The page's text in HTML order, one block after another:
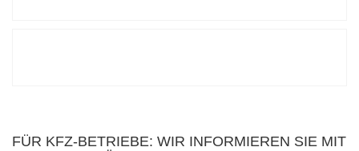
FÜR KFZ-BETRIEBE: WIR INFORMIEREN SIE MIT